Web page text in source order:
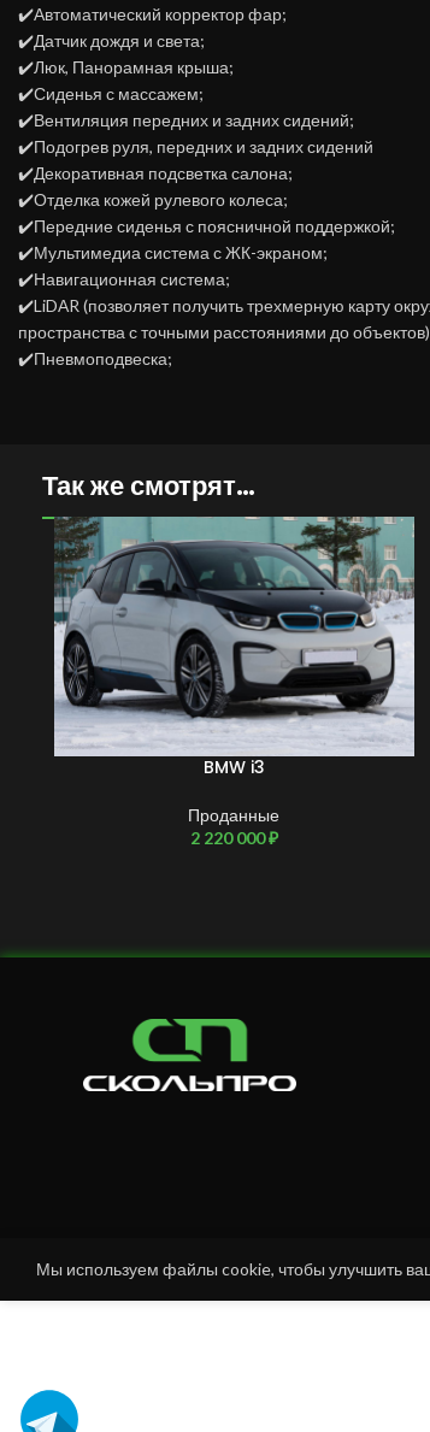
✔️Автоматический корректор фар;
✔️Датчик дождя и света;
✔️Люк, Панорамная крыша;
✔️Сиденья с массажем;
✔️Вентиляция передних и задних сидений;
✔️Подогрев руля, передних и задних сидений
✔️Декоративная подсветка салона;
✔️Отделка кожей рулевого колеса;
✔️Передние сиденья с поясничной поддержкой;
✔️Мультимедиа система с ЖК-экраном;
✔️Навигационная система;
✔️LiDАR (позволяет получить трехмерную карту
пространства с точными расстояниями до
✔️Пневмоподвеска;
Так же смотрят…
BMW i3
Проданные
2 220 000₽
Мы используем файлы cookie, чтобы улучшить